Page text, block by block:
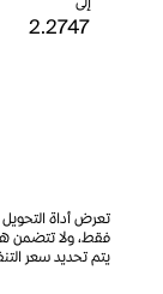
تعرض أداة
فقط، ولا تتضمن
يتم تحديد سعر